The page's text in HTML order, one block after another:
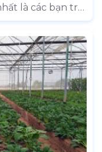
là các bạn trẻ
pháp học thú